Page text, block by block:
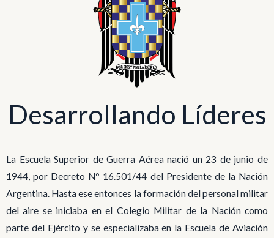
Desarrollando Líderes
La Escuela Superior de Guerra Aérea nació un 23 de junio de
1944, por Decreto Nº 16.501/44 del Presidente de la Nación
Argentina. Hasta ese entonces la formación del personal militar
del aire se iniciaba en el Colegio Militar de la Nación como
parte del Ejército y se especializaba en la Escuela de Aviación